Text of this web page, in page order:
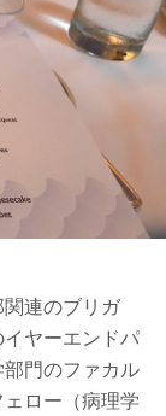
連のブリガ
ヤーエンドパ
門のファカル
ロー（病理学